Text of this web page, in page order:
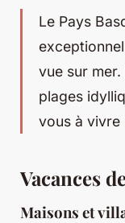
Le Pays
vue sur
plages
vous à vivre
Vacances
Maisons et